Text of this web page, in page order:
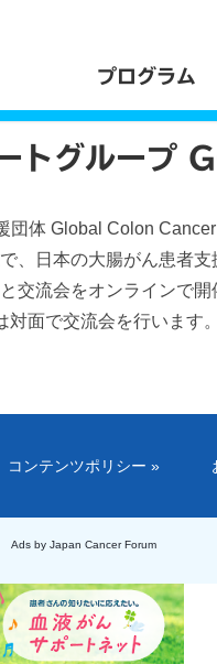
プログラム
トグループ
体 Global Colon
、日本の大腸がん患者
交流会をオンラインで
面で交流会を行います。
コンテンツポリシー »
Ads by Japan Cancer Forum